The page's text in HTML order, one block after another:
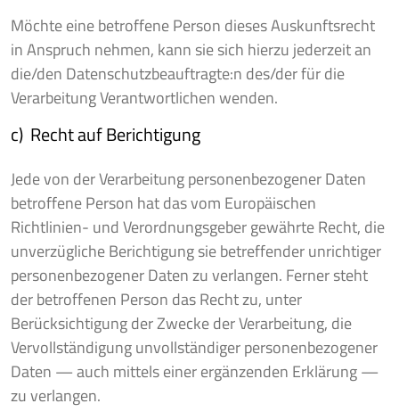
Möchte eine betroffene Person dieses Auskunftsrecht
in Anspruch nehmen, kann sie sich hierzu jederzeit an
die/den Datenschutzbeauftragte:n des/der für die
Verarbeitung Verantwortlichen wenden.
c) Recht auf Berichtigung
Jede von der Verarbeitung personenbezogener Daten
betroffene Person hat das vom Europäischen
Richtlinien- und Verordnungsgeber gewährte Recht, die
unverzügliche Berichtigung sie betreffender unrichtiger
personenbezogener Daten zu verlangen. Ferner steht
der betroffenen Person das Recht zu, unter
Berücksichtigung der Zwecke der Verarbeitung, die
Vervollständigung unvollständiger personenbezogener
Daten — auch mittels einer ergänzenden Erklärung —
zu verlangen.